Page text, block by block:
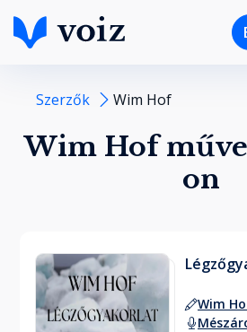
Szerzők Wim Hof
Wim Hof
on
Wim